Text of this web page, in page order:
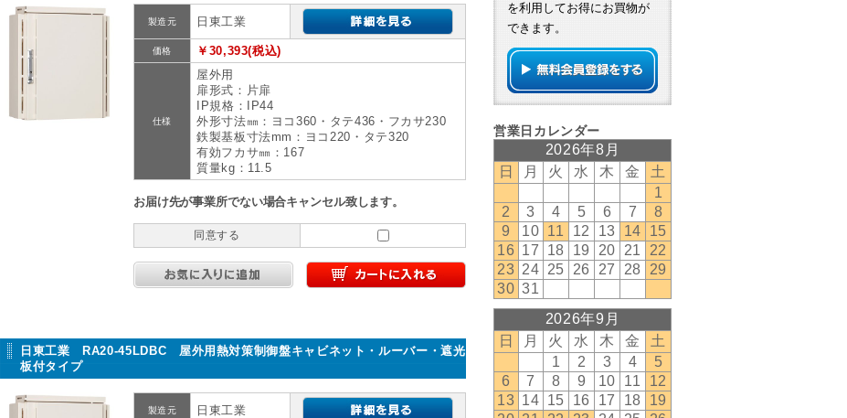
製造元 日東工業
価格 ￥30,393(税込)
仕様
屋外用
扉形式：片扉
IP規格：IP44
外形寸法㎜：ヨコ360・タテ436・フカサ230
鉄製基板寸法mm：ヨコ220・タテ320
有効フカサ㎜：167
質量kg：11.5
お届け先が事業所でない場合キャンセル致します。
同意する
日東工業 RA20-45LDBC 屋外用熱対策制御盤キャビネット・ルーバー・遮光
板付タイプ
製造元 日東工業
を利用してお得にお買物が
できます。